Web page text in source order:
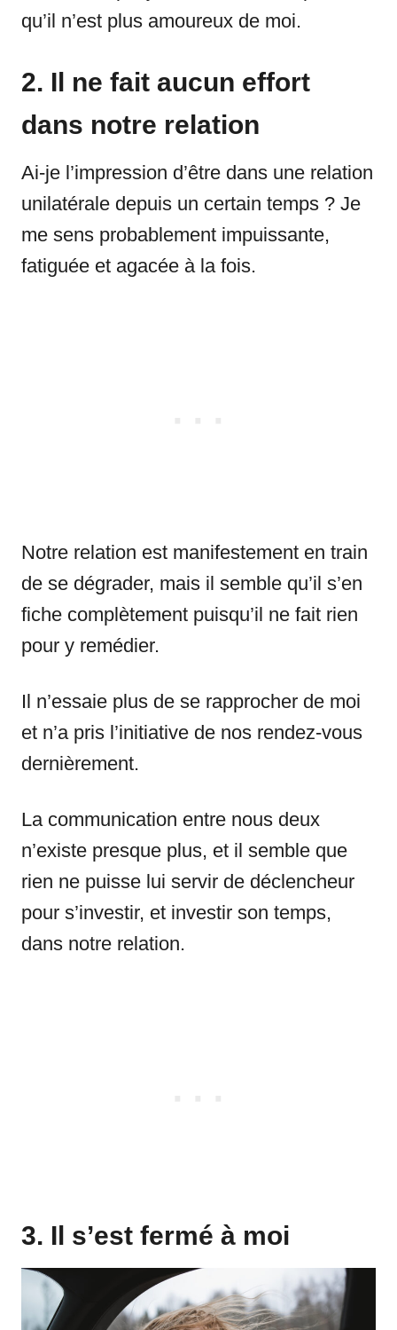
qu’il n’est plus amoureux de moi.
2. Il ne fait aucun effort
dans notre relation
Ai-je l’impression d’être dans une relation
unilatérale depuis un certain temps ? Je
me sens probablement impuissante,
fatiguée et agacée à la fois.
Notre relation est manifestement en train
de se dégrader, mais il semble qu’il s’en
fiche complètement puisqu’il ne fait rien
pour y remédier.
Il n’essaie plus de se rapprocher de moi
et n’a pris l’initiative de nos rendez-vous
dernièrement.
La communication entre nous deux
n’existe presque plus, et il semble que
rien ne puisse lui servir de déclencheur
pour s’investir, et investir son temps,
dans notre relation.
3. Il s’est fermé à moi